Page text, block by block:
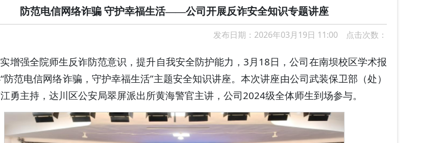
防范电信网络诈骗 守护幸福生活——公司开展反诈安全知识专题讲座
发布日期：2026年03月19日 11:00 点击次数：
增强全院师生反诈防范意识，提升自我安全防护能力，3月18日，公司在南坝校区学术报
防范电信网络诈骗，守护幸福生活”主题安全知识讲座。本次讲座由公司武装保卫部（处）
勇主持，达川区公安局翠屏派出所黄海警官主讲，公司2024级全体师生到场参与。